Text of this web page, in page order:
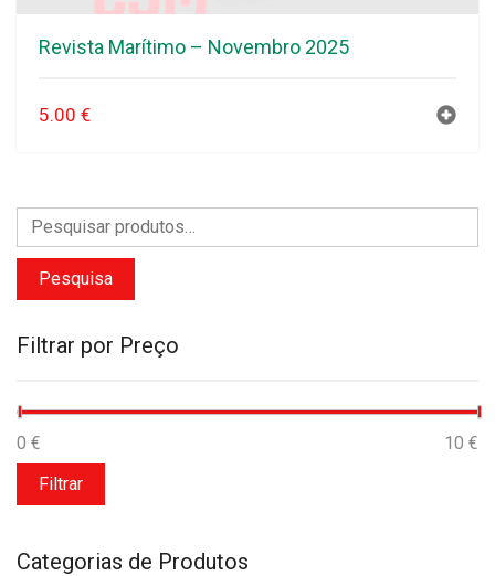
Revista Marítimo – Novembro 2025
5.00 €
Pesquisa
Filtrar por Preço
Preço
mínimo
Preço
máximo
Filtrar
0 € 10 €
Categorias de Produtos